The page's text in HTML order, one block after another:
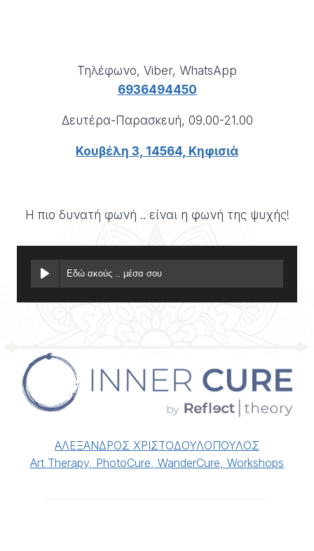
Τηλέφωνο, Viber, WhatsApp
6936494450
Δευτέρα-Παρασκευή, 09.00-21.00
Κουβέλη 3, 14564, Κηφισιά
Η πιο δυνατή φωνή .. είναι η φωνή της ψυχής!
Εδώ ακούς .. μέσα σου
ΑΛΕΞΑΝΔΡΟΣ ΧΡΙΣΤΟΔΟΥΛΟΠΟΥΛΟΣ
Art Therapy, PhotoCure, WanderCure, Workshops